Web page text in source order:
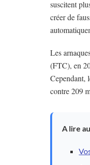
suscitent
créer de
Les
(FTC), en
Cependant,
contre 209
A lire